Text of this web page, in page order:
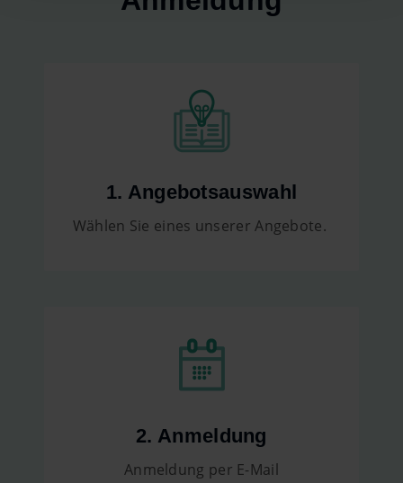
1. Angebotsauswahl
Wählen Sie eines unserer Angebote.
2. Anmeldung
Anmeldung per E-Mail